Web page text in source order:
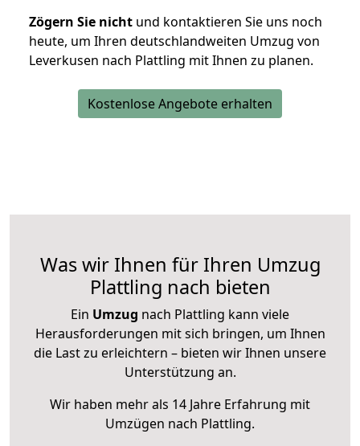
Zögern Sie nicht und kontaktieren Sie uns noch
heute, um Ihren deutschlandweiten Umzug von
Leverkusen nach Plattling mit Ihnen zu planen.
Kostenlose Angebote erhalten
Was wir Ihnen für Ihren Umzug
Plattling nach bieten
Ein Umzug nach Plattling kann viele
Herausforderungen mit sich bringen, um Ihnen
die Last zu erleichtern – bieten wir Ihnen unsere
Unterstützung an.
Wir haben mehr als 14 Jahre Erfahrung mit
Umzügen nach Plattling.